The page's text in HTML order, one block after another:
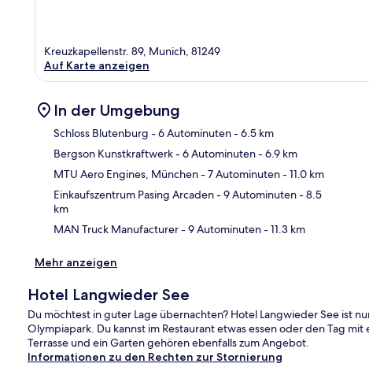
Kreuzkapellenstr. 89, Munich, 81249
Auf Karte anzeigen
In der Umgebung
Schloss Blutenburg - 6 Autominuten- 6.5 km
Bergson Kunstkraftwerk- 6 Autominuten- 6.9 km
MTU Aero Engines, München- 7 Autominuten- 11.0 km
Einkaufszentrum Pasing Arcaden- 9 Autominuten- 8.5
km
MAN Truck Manufacturer- 9 Autominuten- 11.3 km
Mehr anzeigen
Hotel Langwieder See
Du möchtest in guter Lage übernachten? Hotel Langwieder See ist
Olympiapark. Du kannst im Restaurant etwas essen oder den Tag
Terrasse und ein Garten gehören ebenfalls zum Angebot.
Informationen zu den Rechten zur Stornierung